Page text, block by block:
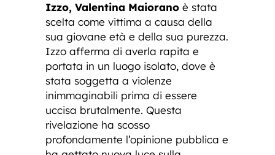
Izzo, Valentina Maiorano è stata
scelta come vittima a causa della
sua giovane età e della sua purezza.
Izzo afferma di averla rapita e
portata in un luogo isolato, dove è
stata soggetta a violenze
inimmaginabili prima di essere
uccisa brutalmente. Questa
rivelazione ha scosso
profondamente l’opinione pubblica e